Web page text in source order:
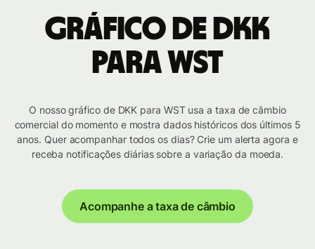
Gráfico de DKK
para WST
O nosso gráfico de DKK para WST usa a taxa de câmbio
comercial do momento e mostra dados históricos dos últimos 5
anos. Quer acompanhar todos os dias? Crie um alerta agora e
receba notificações diárias sobre a variação da moeda.
Acompanhe a taxa de câmbio